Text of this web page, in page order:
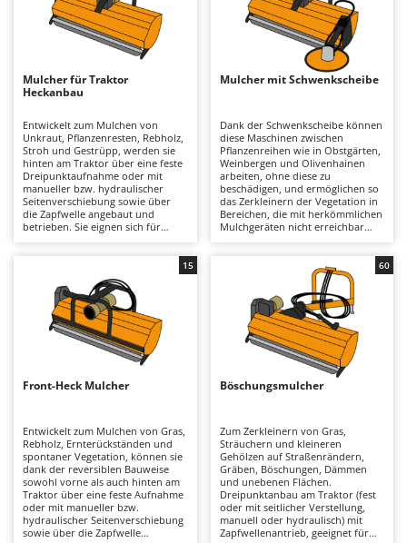
Alu-Teleskopleitern
Anbaubagger Heckbagger für Traktoren
Aschesauger
Astkettensägen - Hochentaster
Astscheren
Atemschutzgeräte
Aufroller für Olivennetze
Aufschnittmaschinen
Auslegemulcher für Traktoren
Äxte - Beile und Spalthammer
Balkenmäher
Batterieladegeräte - Starthilfegeräte
Baumscheren - pneumatisch
Baumstumpffräsen
Bindezangen - elektrisch
Bodenfräsen für Traktor
AL-KO
ALA 2000
Alpina
Ama
Ambrogio Robot
Annovi Reverberi
ANTHBOT
Archman
Ardes
Argo
Ariete
Attila
Ausonia
Awelco
B
Baesso
Bahco
Mulcher für Traktor
Heckanbau
Entwickelt zum Mulchen von
Unkraut, Pflanzenresten, Rebholz,
Stroh und Gestrüpp, werden sie
hinten am Traktor über eine feste
Dreipunktaufnahme oder mit
manueller bzw. hydraulischer
Seitenverschiebung sowie über
die Zapfwelle angebaut und
betrieben. Sie eignen sich für
unterschiedlicher Arbeitsbreiten
und Rahmenkonstruktionen in
verschiedenen
Robustheitsklassen. Große
Auswahl zwischen leichten,
mittleren und schweren Serien,
die es ermöglichen, die Maschine
an die Leistung des Traktors (je
nach Modell von 20 bis 80 PS) und
an die Art der Arbeit anzupassen.
weichen Pflanzenresten oder mit
Schlegeln und Hammerschlegeln
zum Zerkleinern
widerstandsfähiger Vegetation,
Rebholz und holzigem Material
ausgestattet sein. Die Wartung
umfasst regelmäßige Kontrollen
mit Schmierung der beweglichen
Teile (Gelenkwellen, Lager,
Mulcher mit Schwenkscheibe
Dank der Schwenkscheibe können
diese Maschinen zwischen
Pflanzenreihen wie in Obstgärten,
Weinbergen und Olivenhainen
arbeiten, ohne diese zu
beschädigen, und ermöglichen so
das Zerkleinern der Vegetation in
Bereichen, die mit herkömmlichen
Mulchgeräten nicht erreichbar
zwischen den Pflanzenreihen
konzipiert und werden über eine
feste oder seitlich verschiebbare
Dreipunktaufhängung am Traktor
befestigt, manuell oder
hydraulisch, und über eine
Zapfwelle betrieben. Sie eignen
sich ideal für Pflegearbeiten in
Weinbergen, Obstgärten und
Reihenkulturen, sowohl für den
semiprofessionellen als auch für
in der Regel kompatibel mit
Traktoren mit einer Leistung von
etwa 30 bis 70 PS und vor allem
mit einer Hydraulikpumpe mit
einer Mindestförderleistung von
30 l/min. Sie sind in verschiedenen
Ausführungen hinsichtlich
Robustheit und Gewicht erhältlich,
um sich der Traktorleistung und
Front-Heck Mulcher
Entwickelt zum Mulchen von Gras,
Rebholz, Ernterückständen und
spontaner Vegetation, können sie
dank der reversiblen Bauweise
sowohl vorne als auch hinten am
Traktor über eine feste Aufnahme
oder mit manueller bzw.
hydraulischer Seitenverschiebung
sowie über die Zapfwelle
15
Böschungsmulcher
Zum Zerkleinern von Gras,
Sträuchern und kleineren
Gehölzen auf Straßenrändern,
Gräben, Böschungen, Dämmen
und unebenen Flächen.
Dreipunktanbau am Traktor (fest
oder mit seitlicher Verstellung,
manuell oder hydraulisch) mit
Zapfwellenantrieb, geeignet für
60